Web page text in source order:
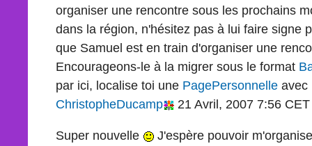
organiser une rencontre sous les prochains
dans la région, n'hésitez pas à lui faire signe
que Samuel est en train d'organiser une
Encourageons-le à la migrer sous le format
par ici, localise toi une PagePersonnelle avec
ChristopheDucamp
21 Avril, 2007 7:56 CET
Super nouvelle
J'espère pouvoir